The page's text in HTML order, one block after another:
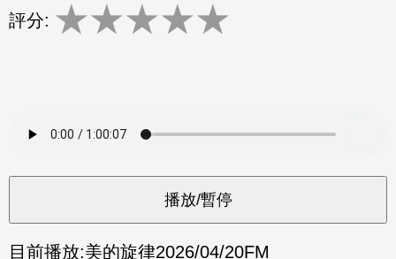
評分: ★★★★★
目前播放:美的旋律2026/04/20FM